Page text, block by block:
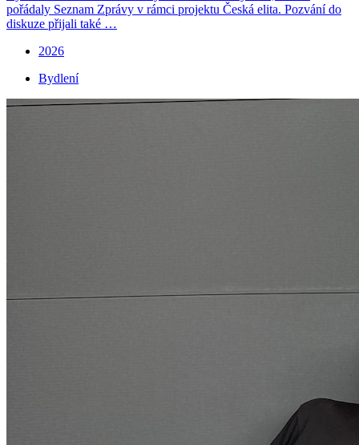
pořádaly Seznam Zprávy v rámci projektu Česká elita. Pozvání do
diskuze přijali také …
2026
Bydlení